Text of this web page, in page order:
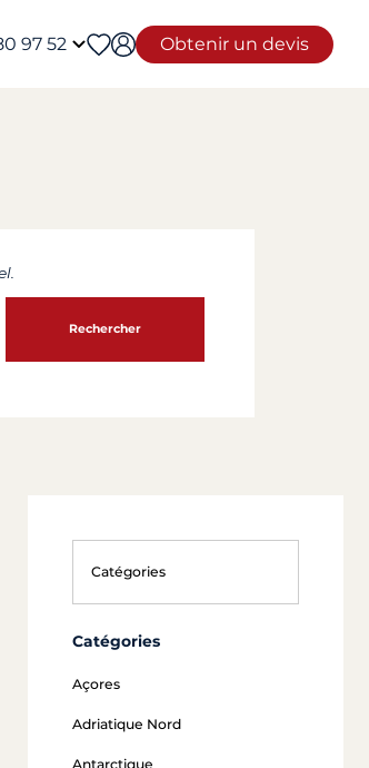
97 52 Obtenir un devis
Rechercher
Catégories
Açores
Adriatique Nord
Antarctique